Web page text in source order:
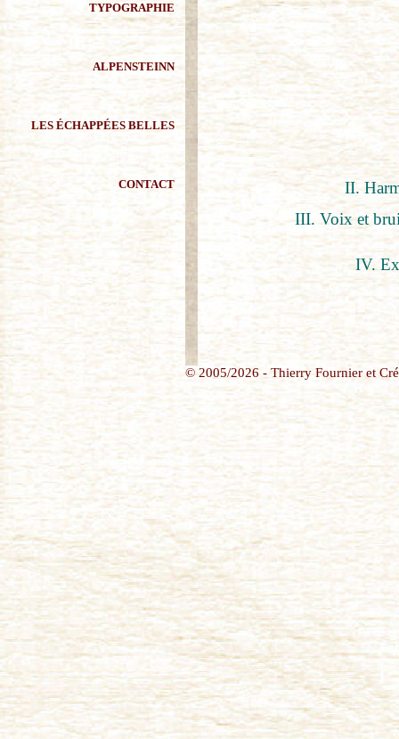
TYPOGRAPHIE
ALPENSTEINN
LES ÉCHAPPÉES BELLES
CONTACT
II.
III. Voix et
IV.
© 2005/2026 - Thierry Fournier et